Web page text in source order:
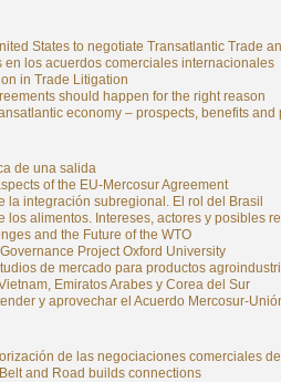
States to negotiate Transatlantic Trade
en los acuerdos comerciales internacionales
in Trade Litigation
should happen for the right reason
economy – prospects, benefits and
de una salida
of the EU-Mercosur Agreement
la integración subregional. El rol del Brasil
los alimentos. Intereses, actores y posibles
and the Future of the WTO
Project Oxford University
de mercado para productos
Emiratos Arabes y Corea del Sur
y aprovechar el Acuerdo Mercosur-
de las negociaciones comerciales
and Road builds connections